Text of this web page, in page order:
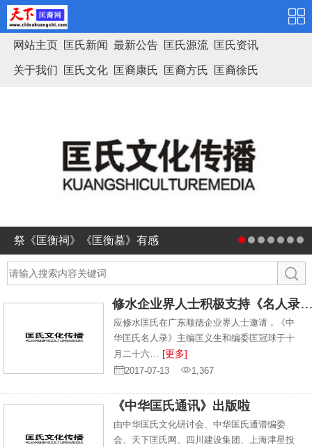
网站主页 匡氏新闻 最新公告 匡氏源流 匡氏资讯
关于我们 匡氏文化 匡裔康氏 匡裔方氏 匡裔徐氏
祭《匡衡祠》《匡衡墓》有感
修水企业界人士积极支持《名
应修水匡氏在广东顺德企业界人士邀请，《中
华匡氏名人录》主编匡义生和编委匡冠球于十
月二十六…
[更多]
2017-07-13 1,367
《中华匡氏通讯》出版啦
由中华匡氏文化研讨会、中华匡氏通谱编委
会、天下匡氏网、四川建设集团、上海津星投